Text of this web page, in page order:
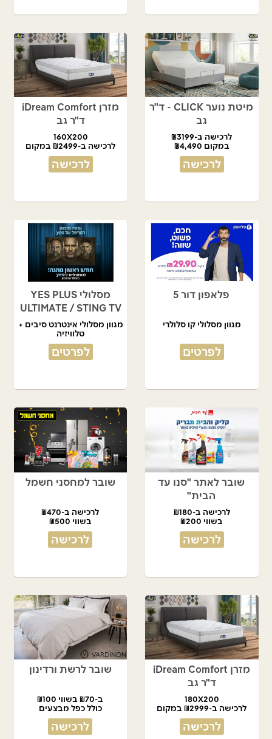
מיטת נוער CLICK - ד"ר
גב
לרכישה ב-₪3199
במקום ₪4,490
לרכישה
מזרן iDream Comfort
ד"ר גב
160X200
לרכישה ב-₪2499 במקום
₪5,450
לרכישה
פלאפון דור 5
מגוון מסלולי קו סלולרי
לפרטים
מסלולי YES PLUS
ULTIMATE / STING TV
מגוון מסלולי אינטרנט סיבים +
טלוויזיה
לפרטים
שובר לאתר "סנו עד
הבית"
לרכישה ב-₪180
בשווי ₪200
לרכישה
שובר למחסני חשמל
לרכישה ב-₪470
בשווי ₪500
לרכישה
מזרן iDream Comfort
ד"ר גב
180X200
לרכישה ב-₪2999 במקום
₪7,490
לרכישה
שובר לרשת ורדינון
ב-₪70 בשווי ₪100
כולל כפל מבצעים
לרכישה